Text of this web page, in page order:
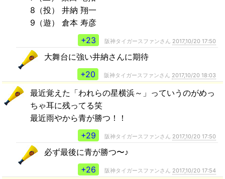
8（投） 井納 翔一
9（遊） 倉本 寿彦
+23
阪神タイガースファンさん 2017,10/20 17:50
大舞台に強い井納さんに期待
+20
阪神タイガースファンさん 2017,10/20 18:03
最近覚えた「われらの星横浜～」っていうのがめっ
ちゃ耳に残ってる笑
最近雨やから青が勝つ！！
+29
阪神タイガースファンさん 2017,10/20 17:50
必ず最後に青が勝つ〜♪
+26
阪神タイガースファンさん 2017,10/20 17:54